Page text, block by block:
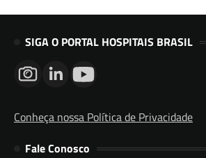
SIGA O PORTAL HOSPITAIS BRASIL
Conheça nossa Política de Privacidade
Fale Conosco